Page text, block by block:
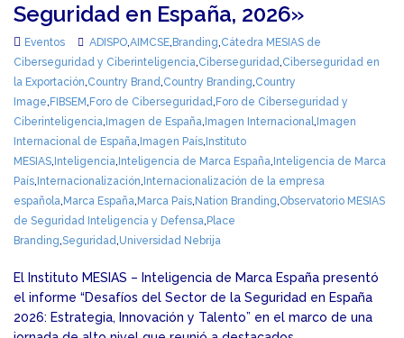
Seguridad en España, 2026»
Eventos ADISPO,AIMCSE, Branding,Cátedra MESIAS de
Ciberseguridad y Ciberinteligencia,Ciberseguridad,Ciberseguridad en
la Exportación,Country Brand,Country Branding,Country
Image, FIBSEM, Foro de Ciberseguridad, Foro de Ciberseguridad y
Ciberinteligencia, Imagen de España, Imagen Internacional, Imagen
Internacional de España, Imagen País, Instituto
MESIAS, Inteligencia, Inteligencia de Marca España, Inteligencia de Marca
País, Internacionalización, Internacionalización de la empresa
española, Marca España, Marca País, Nation Branding,Observatorio MESIAS
de Seguridad Inteligencia y Defensa, Place
Branding,Seguridad,Universidad Nebrija
El Instituto MESIAS – Inteligencia de Marca España presentó
el informe “Desafíos del Sector de la Seguridad en España
2026: Estrategia, Innovación y Talento” en el marco de una